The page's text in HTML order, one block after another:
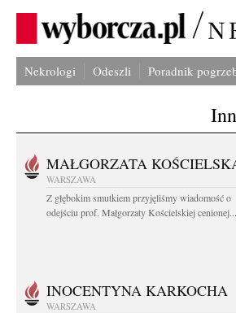
Nekrologi Odeszli Poradnik
MAŁGORZATA
WARSZAWA
Z głębokim smutkiem przyjęliśmy wiadomość o
odejściu prof. Małgorzaty Kościelskiej cenionej...
INOCENTYNA KARKOCHA
WARSZAWA